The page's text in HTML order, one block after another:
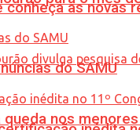
nos
as novas
do SAMU